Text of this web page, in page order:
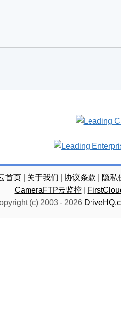
首页| 关于我们 协议条款
隐私
CameraFTP云监控|
(c) 2003 - 2026